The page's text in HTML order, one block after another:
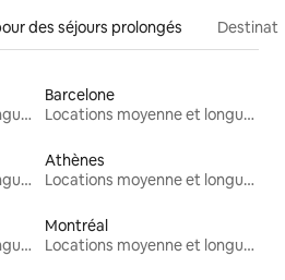
des séjours prolongés
Locations moyenne et longue durée
Barcelone
Locations moyenne et longue durée
Locations moyenne et longue durée
Athènes
Locations moyenne et longue durée
Locations moyenne et longue durée
Montréal
Locations moyenne et longue durée